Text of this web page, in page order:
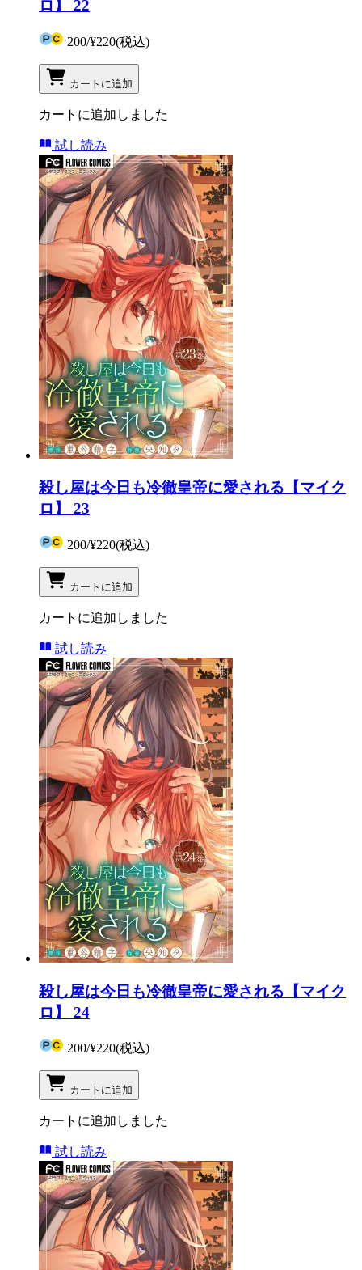
ロ】 22
200/¥220(税込)
カートに追加
カートに追加しました
試し読み
殺し屋は今日も冷徹皇帝に愛される【マイク
ロ】 23
200/¥220(税込)
カートに追加
カートに追加しました
試し読み
殺し屋は今日も冷徹皇帝に愛される【マイク
ロ】 24
200/¥220(税込)
カートに追加
カートに追加しました
試し読み